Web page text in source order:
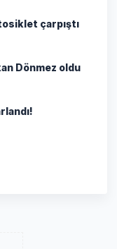
çarpıştı
Dönmez oldu